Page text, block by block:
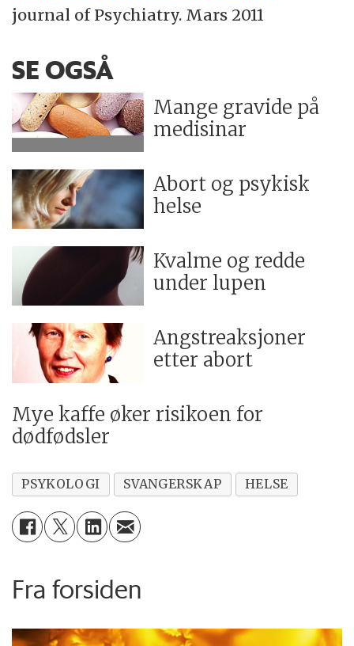
journal of Psychiatry. Mars 2011
SE OGSÅ
Mange gravide på
medisinar
Abort og psykisk
helse
Kvalme og redde
under lupen
Angstreaksjoner
etter abort
Mye kaffe øker risikoen for
dødfødsler
PSYKOLOGI SVANGERSKAP HELSE
Fra forsiden